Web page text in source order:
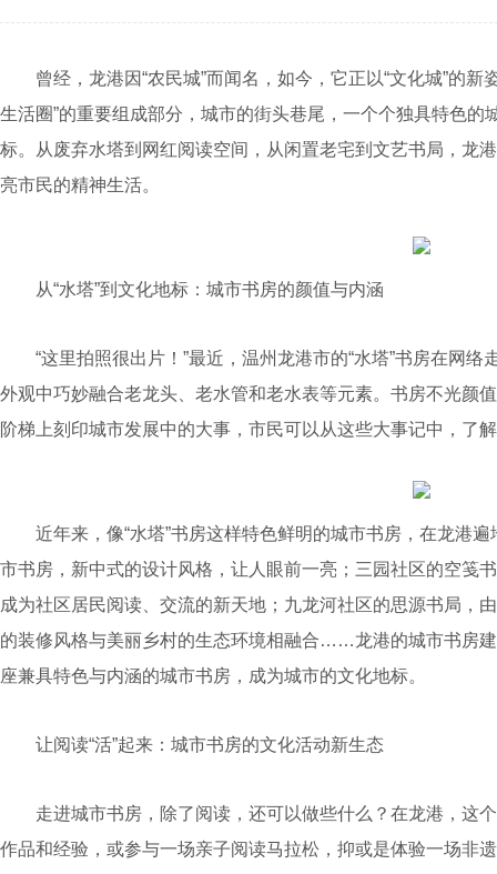
曾经，龙港因“农民城”而闻名，如今，它正以“文化城”的新
生活圈”的重要组成部分，城市的街头巷尾，一个个独具特色
标。从废弃水塔到网红阅读空间，从闲置老宅到文艺书局，龙
亮市民的精神生活。
从“水塔”到文化地标：城市书房的颜值与内涵
“这里拍照很出片！”最近，温州龙港市的“水塔”书房在网络
外观中巧妙融合老龙头、老水管和老水表等元素。书房不光颜
阶梯上刻印城市发展中的大事，市民可以从这些大事记中，了
近年来，像“水塔”书房这样特色鲜明的城市书房，在龙港遍
市书房，新中式的设计风格，让人眼前一亮；三园社区的空笺
成为社区居民阅读、交流的新天地；九龙河社区的思源书局，
的装修风格与美丽乡村的生态环境相融合……龙港的城市书房
座兼具特色与内涵的城市书房，成为城市的文化地标。
让阅读“活”起来：城市书房的文化活动新生态
走进城市书房，除了阅读，还可以做些什么？在龙港，这
作品和经验，或参与一场亲子阅读马拉松，抑或是体验一场